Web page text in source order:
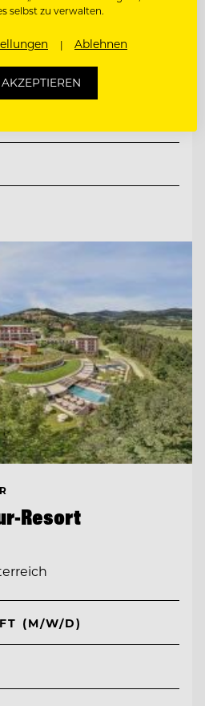
Resort
(M/W/D)
selbst zu verwalten.
Ablehnen